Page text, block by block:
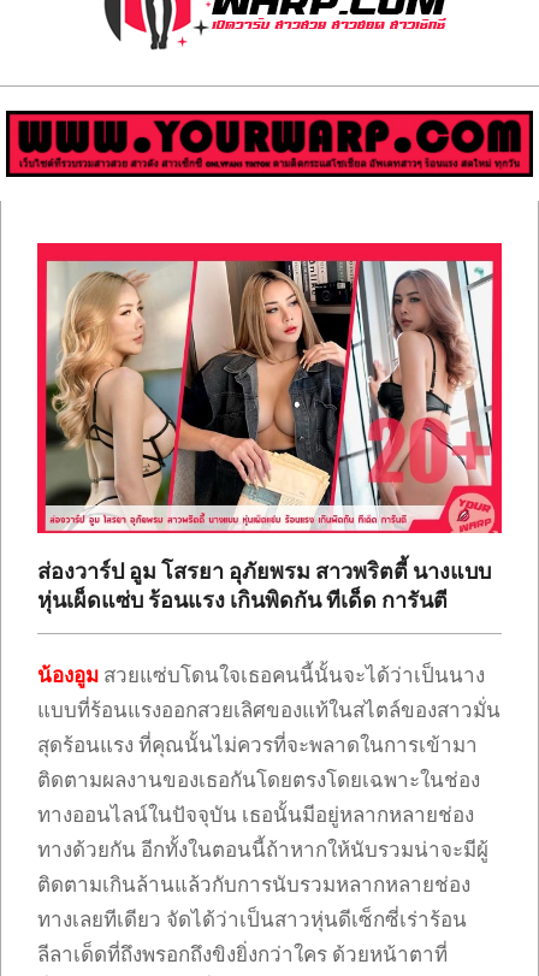
ส่อง
วาร์
ป
สวย
มีชื่อ
เสียง
คน
ดัง
คน
กระแส
เซ็กซี่
ONLYFANS
TIKTOK
Navigation
ส่องวาร์ป อูม โสรยา อุภัยพรม สาวพริตตี้ นางแบบ
หุ่นเผ็ดแซ่บ ร้อนแรง เกินพิดกัน ทีเด็ด การันตี
น้องอูม สวยแซ่บโดนใจเธอคนนี้นั้นจะได้ว่าเป็นนาง
แบบที่ร้อนแรงออกสวยเลิศของแท้ในสไตล์ของสาวมั่น
สุดร้อนแรง ที่คุณนั้นไม่ควรที่จะพลาดในการเข้ามา
ติดตามผลงานของเธอกันโดยตรงโดยเฉพาะในช่อง
ทางออนไลน์ในปัจจุบัน เธอนั้นมีอยู่หลากหลายช่อง
ทางด้วยกัน อีกทั้งในตอนนี้ถ้าหากให้นับรวมน่าจะมีผู้
ติดตามเกินล้านแล้วกับการนับรวมหลากหลายช่อง
ทางเลยทีเดียว จัดได้ว่าเป็นสาวหุ่นดีเซ็กซี่เร่าร้อน
ลีลาเด็ดที่ถึงพรอกถึงขิงยิ่งกว่าใคร ด้วยหน้าตาที่